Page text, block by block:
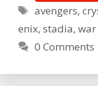
Étiquettes
avengers,
enix, stadia,
0 Comments